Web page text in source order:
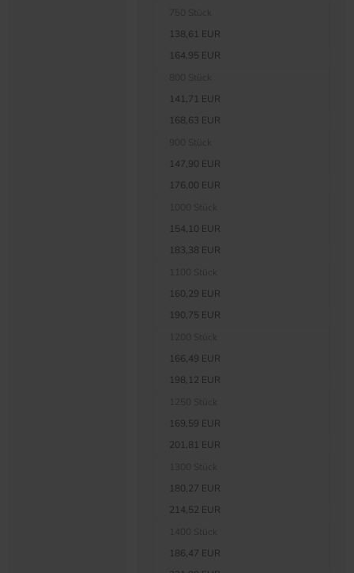
138,61 EUR
164,95 EUR
141,71 EUR
168,63 EUR
147,90 EUR
176,00 EUR
154,10 EUR
183,38 EUR
160,29 EUR
190,75 EUR
166,49 EUR
198,12 EUR
169,59 EUR
201,81 EUR
180,27 EUR
214,52 EUR
186,47 EUR